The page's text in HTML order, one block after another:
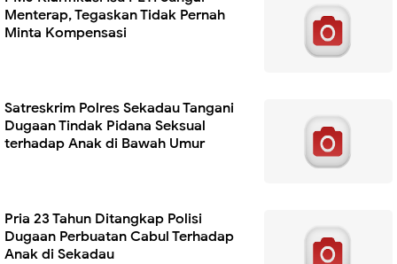
Menterap, Tegaskan Tidak Pernah
Minta Kompensasi
Satreskrim Polres Sekadau Tangani
Dugaan Tindak Pidana Seksual
terhadap Anak di Bawah Umur
Pria 23 Tahun Ditangkap Polisi
Dugaan Perbuatan Cabul Terhadap
Anak di Sekadau